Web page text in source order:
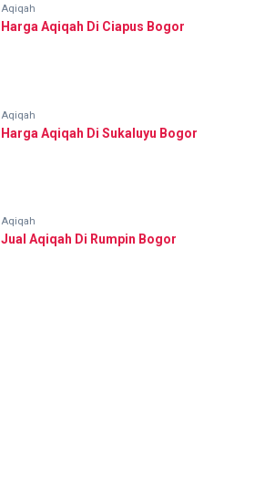
Aqiqah
Harga Aqiqah Di Ciapus Bogor
Aqiqah
Harga Aqiqah Di Sukaluyu Bogor
Aqiqah
Jual Aqiqah Di Rumpin Bogor